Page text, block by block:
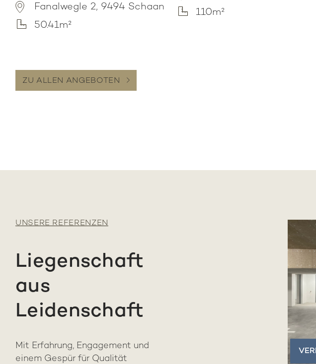
Fanalwegle 2, 9494 Schaan
50.41m²
110m²
ZU ALLEN ANGEBOTEN
UNSERE REFERENZEN
Liegenschaft
aus
Leidenschaft
Mit Erfahrung, Engagement und
einem Gespür für Qualität